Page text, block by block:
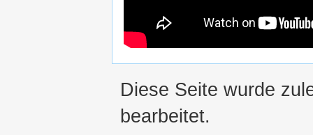
Diese Seite wurde
bearbeitet.